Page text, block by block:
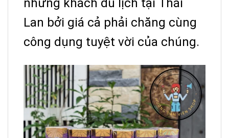
Lan bởi giá cả phải chăng cùng
công dụng tuyệt vời của chúng.